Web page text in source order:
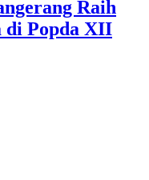
Raih
di Popda XII